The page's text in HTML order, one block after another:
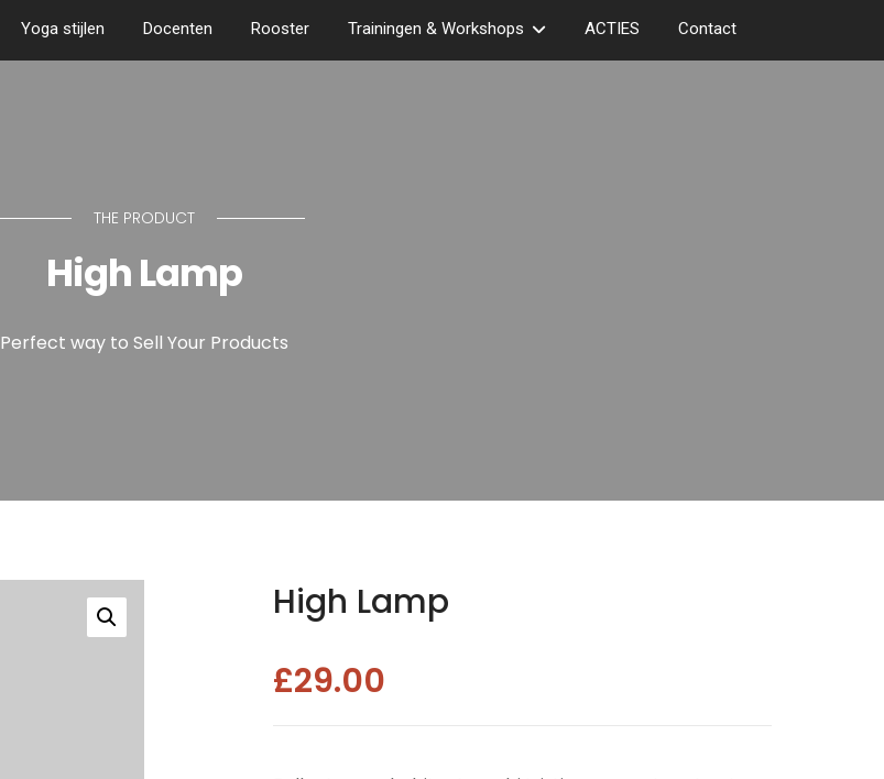
Yoga stijlen Docenten Rooster Trainingen & Workshops ACTIES Contact
THE PRODUCT
High Lamp
Perfect way to Sell Your Products
High Lamp
£29.00